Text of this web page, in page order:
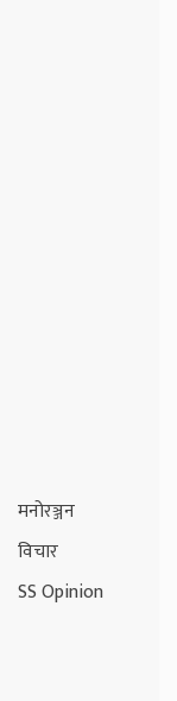
मनोरञ्जन
विचार
SS Opinion